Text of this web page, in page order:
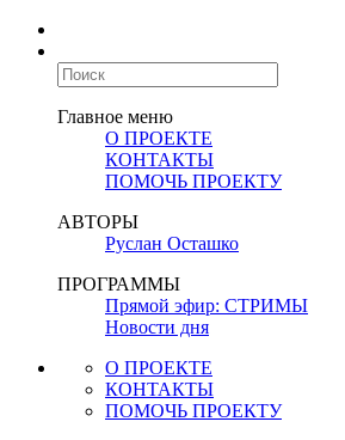
Главное меню
О ПРОЕКТЕ
КОНТАКТЫ
ПОМОЧЬ ПРОЕКТУ
АВТОРЫ
Руслан Осташко
ПРОГРАММЫ
Прямой эфир: СТРИМЫ
Новости дня
О ПРОЕКТЕ
КОНТАКТЫ
ПОМОЧЬ ПРОЕКТУ